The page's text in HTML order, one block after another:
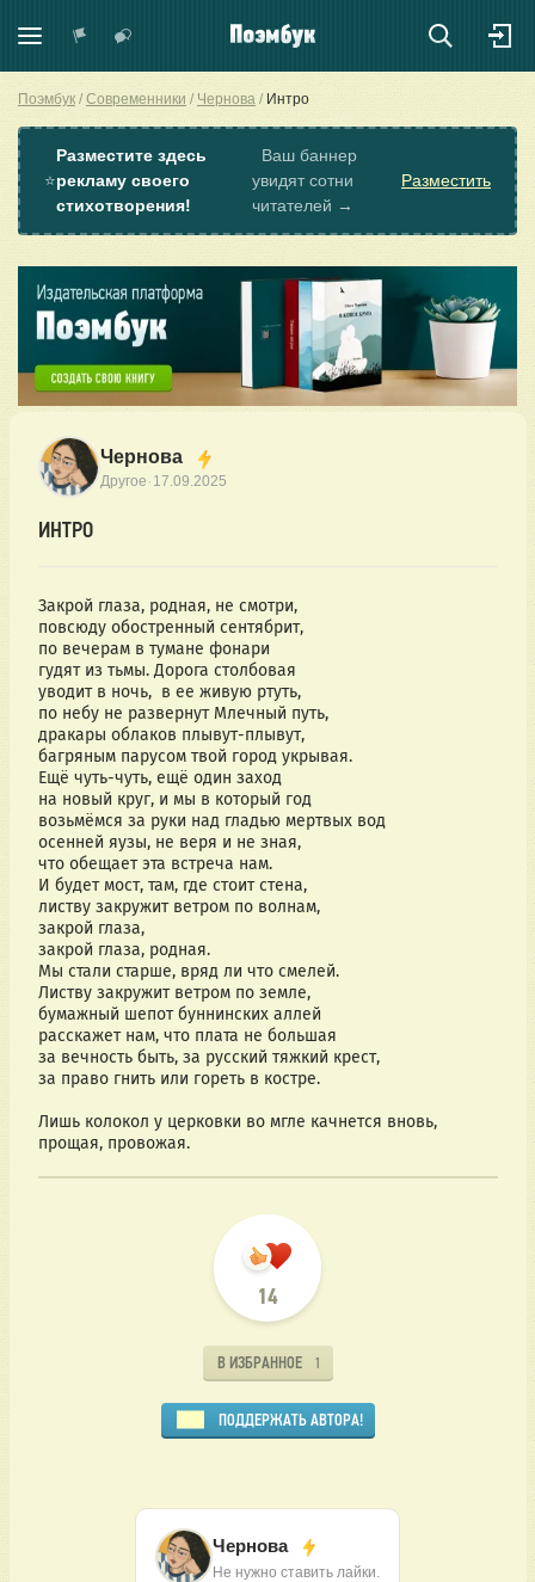
Поэмбук Современники Чернова Интро
⭐
Разместите здесь
рекламу своего
стихотворения!
Ваш баннер
увидят сотни
читателей →
Разместить
Чернова
Другое · 17.09.2025
ИНТРО
Закрой глаза, родная, не смотри,
повсюду обостренный сентябрит,
по вечерам в тумане фонари
гудят из тьмы. Дорога столбовая
уводит в ночь,  в ее живую ртуть,
по небу не развернут Млечный путь,
дракары облаков плывут-плывут,
багряным парусом твой город укрывая.
Ещё чуть-чуть, ещё один заход
на новый круг, и мы в который год
возьмёмся за руки над гладью мертвых вод
осенней яузы, не веря и не зная,
что обещает эта встреча нам.
И будет мост, там, где стоит стена,
листву закружит ветром по волнам,
закрой глаза,
закрой глаза, родная.
Мы стали старше, вряд ли что смелей.
Листву закружит ветром по земле,
бумажный шепот буннинских аллей
расскажет нам, что плата не большая
за вечность быть, за русский тяжкий крест,
за право гнить или гореть в костре.
Лишь колокол у церковки во мгле качнется вновь,
прощая, провожая.
14
В ИЗБРАННОЕ 1
ПОДДЕРЖАТЬ АВТОРА!
Чернова
Не нужно ставить лайки.